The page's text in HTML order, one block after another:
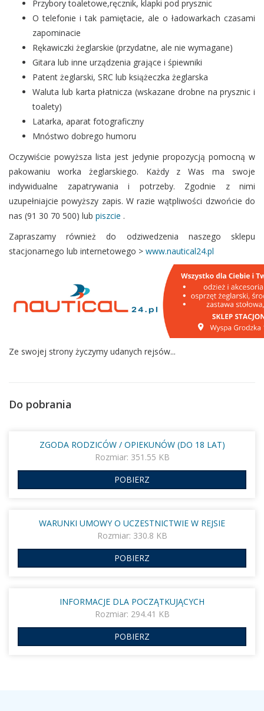
Przybory toaletowe,ręcznik, klapki pod prysznic
O telefonie i tak pamiętacie, ale o ładowarkach czasami
zapominacie
Rękawiczki żeglarskie (przydatne, ale nie wymagane)
Gitara lub inne urządzenia grające i śpiewniki
Patent żeglarski, SRC lub książeczka żeglarska
Waluta lub karta płatnicza (wskazane drobne na prysznic i
toalety)
Latarka, aparat fotograficzny
Mnóstwo dobrego humoru
Oczywiście powyższa lista jest jedynie propozycją pomocną w
pakowaniu worka żeglarskiego. Każdy z Was ma swoje
indywidualne zapatrywania i potrzeby. Zgodnie z nimi
uzupełniajcie powyższy zapis. W razie wątpliwości dzwońcie do
nas (91 30 70 500) lub piszcie .
Zapraszamy również do odziwedzenia naszego sklepu
stacjonarnego lub internetowego > www.nautical24.pl
Ze swojej strony życzymy udanych rejsów...
Do pobrania
ZGODA RODZICÓW / OPIEKUNÓW (DO 18 LAT)
Rozmiar: 351.55 KB
POBIERZ
WARUNKI UMOWY O UCZESTNICTWIE W REJSIE
Rozmiar: 330.8 KB
POBIERZ
INFORMACJE DLA POCZĄTKUJĄCYCH
Rozmiar: 294.41 KB
POBIERZ